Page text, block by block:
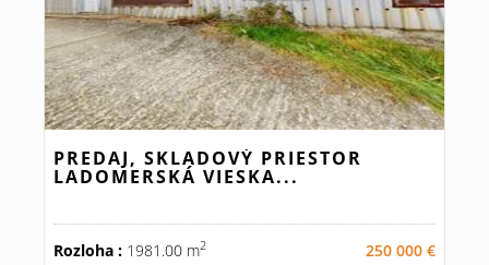
PREDAJ, SKLADOVÝ PRIESTOR
LADOMERSKÁ VIESKA...
Rozloha : 1981.00 m2
250 000 €